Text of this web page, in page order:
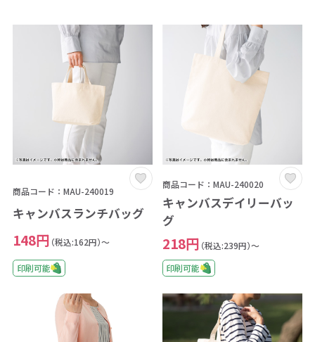
商品コード：MAU-240019
キャンバスランチバッグ
148円 （税込:162円）～
印刷可能
商品コード：MAU-240020
キャンバスデイリーバッ
グ
218円 （税込:239円）～
印刷可能